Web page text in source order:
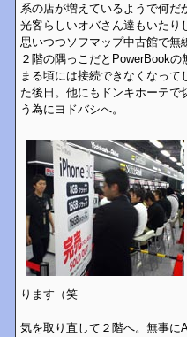
系の店が増えているようで何
光客らしいオバさん達もいたり
思いつつソフマップ中古館で無
２階の隅っこだとPowerBook
まる頃には接続できなくなって
た後日。他にもドンキホーテ
う為にヨドバシへ。
ります（笑
気を取り直して２階へ。無事に